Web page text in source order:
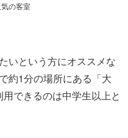
の客室
いという方にオススメな
約1分の場所にある「大
できるのは中学生以上と